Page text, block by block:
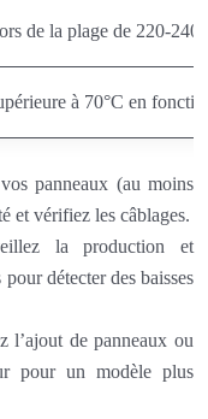
de la plage de 220-
à 70°C en
panneaux (au moins
et vérifiez les câblages.
la production et
détecter des baisses
l’ajout de panneaux ou
pour un modèle plus